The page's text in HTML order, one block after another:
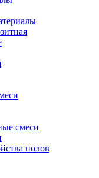
смеси
полов